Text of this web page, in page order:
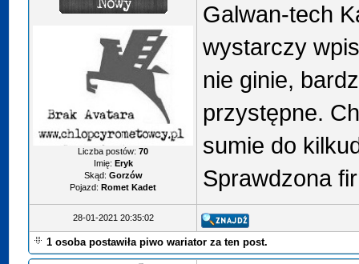
Liczba postów:70
Imię: Eryk
Skąd: Gorzów
Pojazd: Romet Kadet
Galwan-tech
wystarczy
nie ginie,
przystępne.
sumie do
Sprawdzona
28-01-2021 20:35:02
1 osoba postawiła piwo wariator za ten post.